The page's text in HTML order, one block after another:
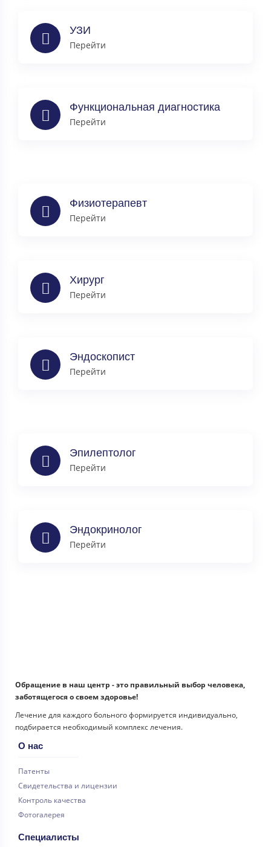
УЗИ
Перейти
Функциональная диагностика
Перейти
Физиотерапевт
Перейти
Хирург
Перейти
Эндоскопист
Перейти
Эпилептолог
Перейти
Эндокринолог
Перейти
Обращение в наш центр - это правильный выбор человека,
заботящегося о своем здоровье!
Лечение для каждого больного формируется индивидуально,
подбирается необходимый комплекс лечения.
О нас
Патенты
Свидетельства и лицензии
Контроль качества
Фотогалерея
Специалисты